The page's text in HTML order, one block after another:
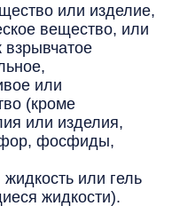
или изделие,
вещество, или
или
(кроме
или изделия,
фосфиды,
или гель
жидкости).